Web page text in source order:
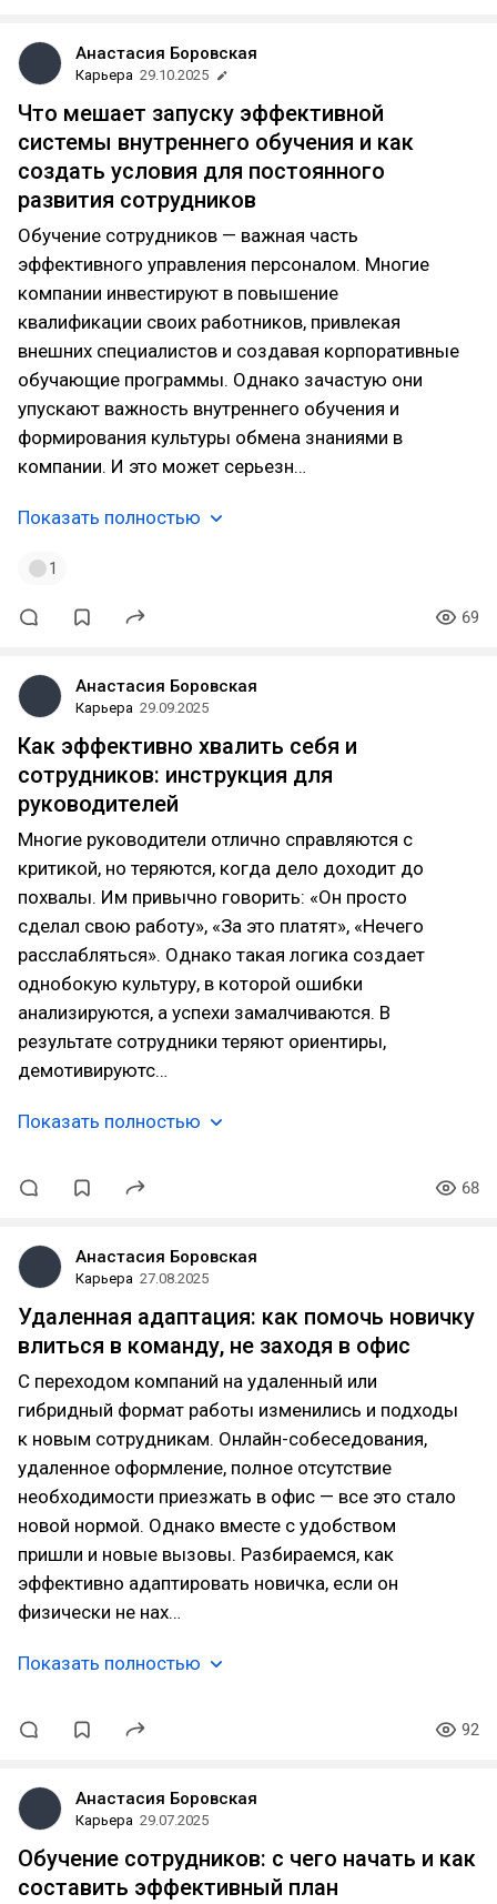
Анастасия Боровская
Карьера 29.10.2025
Что мешает запуску эффективной
системы внутреннего обучения и как
создать условия для постоянного
развития сотрудников
Обучение сотрудников — важная часть
эффективного управления персоналом. Многие
компании инвестируют в повышение
квалификации своих работников, привлекая
внешних специалистов и создавая корпоративные
обучающие программы. Однако зачастую они
упускают важность внутреннего обучения и
формирования культуры обмена знаниями в
компании. И это может серьезн…
Показать полностью
1
69
Анастасия Боровская
Карьера 29.09.2025
Как эффективно хвалить себя и
сотрудников: инструкция для
руководителей
Многие руководители отлично справляются с
критикой, но теряются, когда дело доходит до
похвалы. Им привычно говорить: «Он просто
сделал свою работу», «За это платят», «Нечего
расслабляться». Однако такая логика создает
однобокую культуру, в которой ошибки
анализируются, а успехи замалчиваются. В
результате сотрудники теряют ориентиры,
демотивируютс…
Показать полностью
68
Анастасия Боровская
Карьера 27.08.2025
Удаленная адаптация: как помочь новичку
влиться в команду, не заходя в офис
С переходом компаний на удаленный или
гибридный формат работы изменились и подходы
к новым сотрудникам. Онлайн-собеседования,
удаленное оформление, полное отсутствие
необходимости приезжать в офис — все это стало
новой нормой. Однако вместе с удобством
пришли и новые вызовы. Разбираемся, как
эффективно адаптировать новичка, если он
физически не нах…
Показать полностью
92
Анастасия Боровская
Карьера 29.07.2025
Обучение сотрудников: с чего начать и как
составить эффективный план